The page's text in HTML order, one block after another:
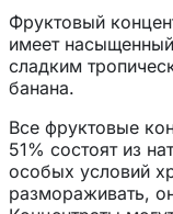
Фруктовый
имеет
сладким
банана.
Все фруктовые
51% состоят из
особых условий
размораживать,